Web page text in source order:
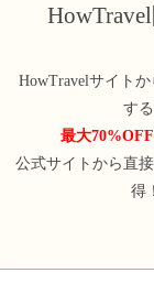
HowTravelサイト
す
最大
公式サイトから直
得！